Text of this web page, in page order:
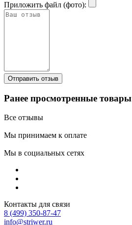
Приложить файл (фото):
Ранее просмотренные товары
Все отзывы
Мы принимаем к оплате
Мы в социальных сетях
Контакты для связи
8 (499) 350-87-47
info@striwer.ru